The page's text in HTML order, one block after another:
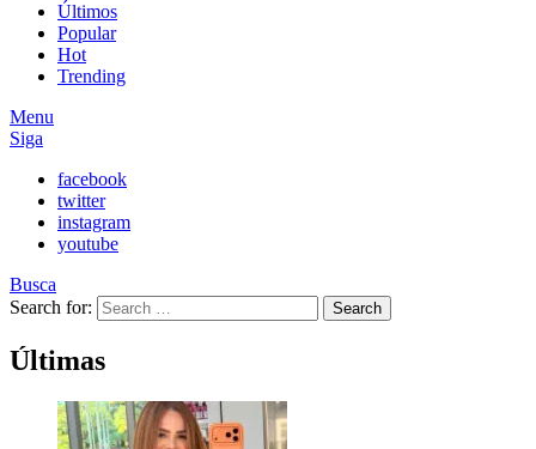
Últimos
Popular
Hot
Trending
Menu
Siga
facebook
twitter
instagram
youtube
Busca
Search for:
Search
Últimas